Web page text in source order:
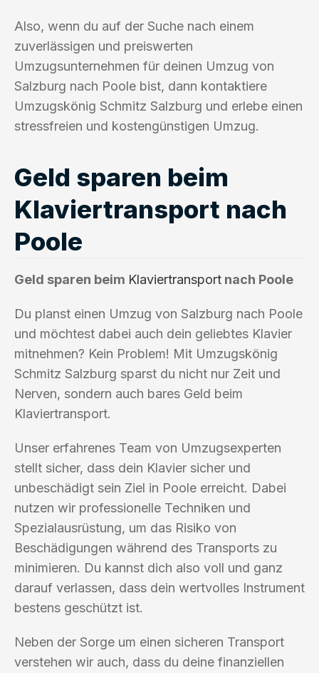
Also, wenn du auf der Suche nach einem
zuverlässigen und preiswerten
Umzugsunternehmen für deinen Umzug von
Salzburg nach Poole bist, dann kontaktiere
Umzugskönig Schmitz Salzburg und erlebe einen
stressfreien und kostengünstigen Umzug.
Geld sparen beim
Klaviertransport nach
Poole
Geld sparen beim Klaviertransport nach Poole
Du planst einen Umzug von Salzburg nach Poole
und möchtest dabei auch dein geliebtes Klavier
mitnehmen? Kein Problem! Mit Umzugskönig
Schmitz Salzburg sparst du nicht nur Zeit und
Nerven, sondern auch bares Geld beim
Klaviertransport.
Unser erfahrenes Team von Umzugsexperten
stellt sicher, dass dein Klavier sicher und
unbeschädigt sein Ziel in Poole erreicht. Dabei
nutzen wir professionelle Techniken und
Spezialausrüstung, um das Risiko von
Beschädigungen während des Transports zu
minimieren. Du kannst dich also voll und ganz
darauf verlassen, dass dein wertvolles Instrument
bestens geschützt ist.
Neben der Sorge um einen sicheren Transport
verstehen wir auch, dass du deine finanziellen